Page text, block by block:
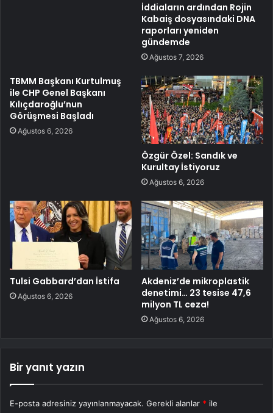
İddiaların ardından Rojin
Kabaiş dosyasındaki DNA
raporları yeniden
gündemde
Ağustos 7, 2026
TBMM Başkanı Kurtulmuş
ile CHP Genel Başkanı
Kılıçdaroğlu’nun
Görüşmesi Başladı
Ağustos 6, 2026
Özgür Özel: Sandık ve
Kurultay İstiyoruz
Ağustos 6, 2026
Tulsi Gabbard’dan İstifa
Ağustos 6, 2026
Akdeniz’de mikroplastik
denetimi… 23 tesise 47,6
milyon TL ceza!
Ağustos 6, 2026
Bir yanıt yazın
E-posta adresiniz yayınlanmayacak. Gerekli alanlar * ile